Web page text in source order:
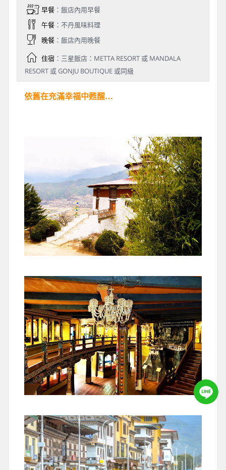
建築師通過夢境產生了設計藍圖，1637年開始建造
普那卡宗，隔年完工。不丹的宗，不止是寺廟，亦
是地方政府機關的所在地。
奇美拉康寺Chimi Lhakhang：
Kinley )的道行高深，16世紀初曾居住在此，其教
導非常幽默，不時提及有關性的內容，他還曾經為
當地居民趕走邪靈，為了紀念他而興建此廟。據說
不孕的夫妻若來此誠心的參拜，瘋癲聖僧便會保佑
他們得子。
【行車距離】：廷布~75KM~普那卡
Day 4
普那卡PUNAKHA → 帕羅PARO
早餐：飯店內用早餐
晚餐：飯店內用晚餐
住宿
：三星飯店：METTA RESORT 或 MANDALA
RESORT 或 GONJU BOUTIQUE 或同級
依舊在充滿幸福中甦醒…